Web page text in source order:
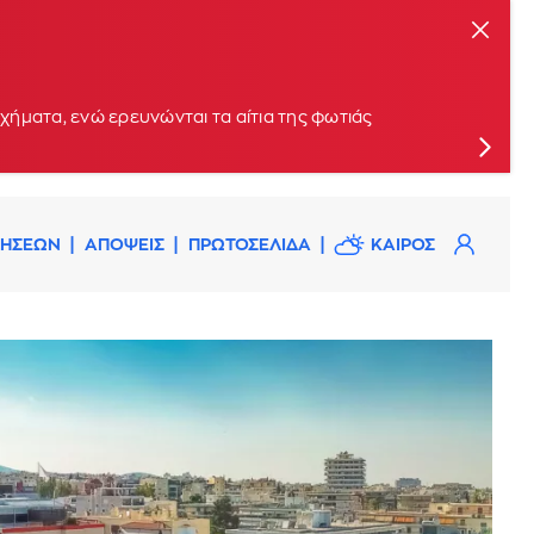
ενώ ερευνώνται τα αίτια της φωτιάς
ΑΠΟΨΕΙΣ ΠΡΩΤΟΣΕΛΙΔΑ ΚΑΙΡΟΣ